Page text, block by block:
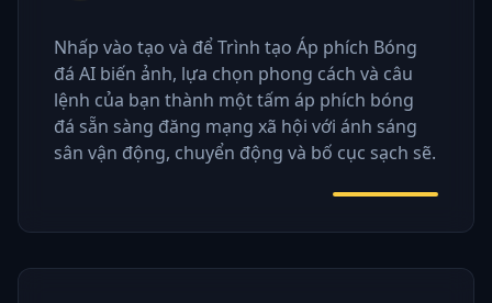
Nhấp vào tạo và để Trình tạo Áp phích Bóng
đá AI biến ảnh, lựa chọn phong cách và câu
lệnh của bạn thành một tấm áp phích bóng
đá sẵn sàng đăng mạng xã hội với ánh sáng
sân vận động, chuyển động và bố cục sạch sẽ.